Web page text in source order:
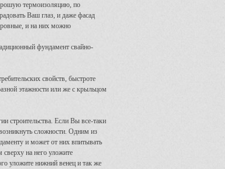
термоизоляцию, по
Ваш глаз, и даже фасад
и на них можно
фундамент свайно-
свойств, быстроте
этажности или же с крыльцом
строительства. Если Вы все-таки
сложности. Одним из
и может от них впитывать
на него уложите
уложите нижний венец и так же